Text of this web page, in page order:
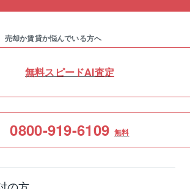
売却か賃貸か悩んでいる方へ
無料スピードAI査定
0800-919-6109 無料